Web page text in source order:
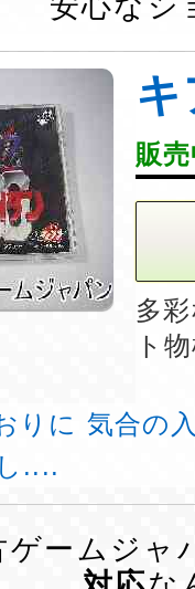
安心なシ
販
多
ト
....
ゲームジャ